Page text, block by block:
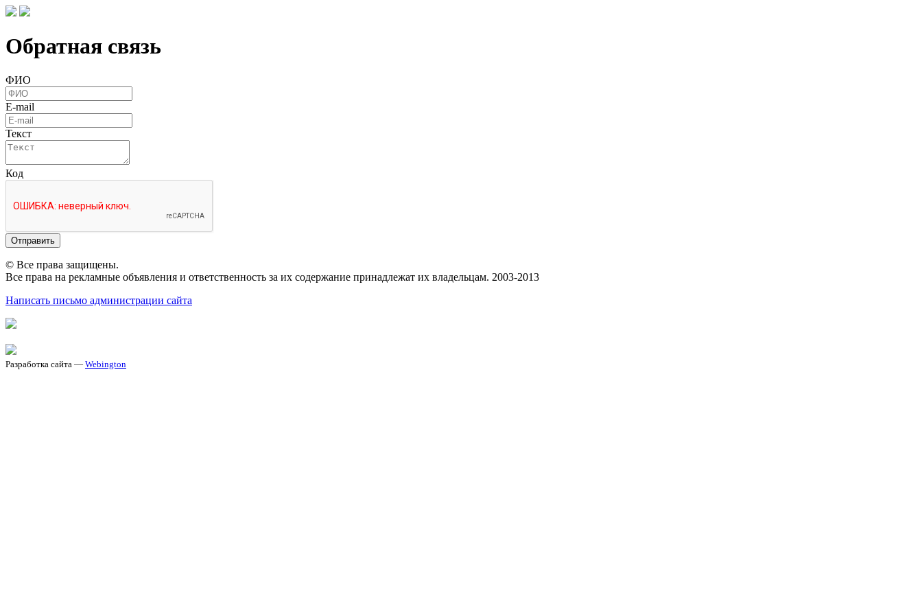
Обратная связь
ФИО
E-mail
Текст
Код
Отправить
© Все права защищены.
Все права на рекламные объявления и ответственность за их содержание принадлежат их владельцам. 2003-2013
Написать письмо администрации сайта
Разработка сайта — Webington